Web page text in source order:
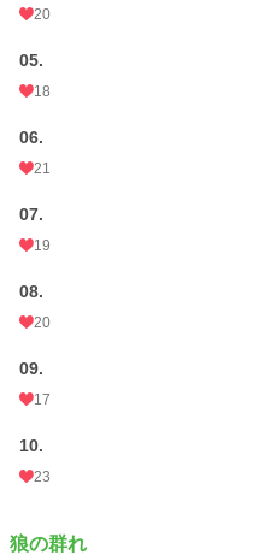
20
05.
18
06.
21
07.
19
08.
20
09.
17
10.
23
狼の群れ